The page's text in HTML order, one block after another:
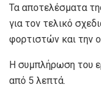
Τα αποτελέσματα
για τον τελικό
φορτιστών και την
Η συμπλήρωση του
από 5 λεπτά.